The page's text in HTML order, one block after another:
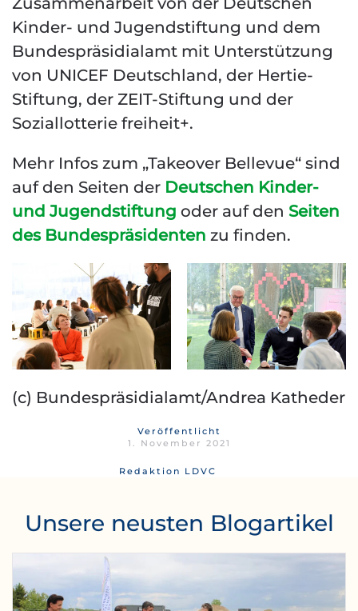
Kinder- und Jugendstiftung und dem
Bundespräsidialamt mit Unterstützung
von UNICEF Deutschland, der Hertie-
Stiftung, der ZEIT-Stiftung und der
Soziallotterie freiheit+.
Mehr Infos zum „Takeover Bellevue“ sind
auf den Seiten der Deutschen Kinder-
und Jugendstiftung oder auf den Seiten
des Bundespräsidenten zu finden.
(c) Bundespräsidialamt/Andrea Katheder
Veröffentlicht
1. November 2021
Redaktion LDVC
Unsere neusten Blogartikel